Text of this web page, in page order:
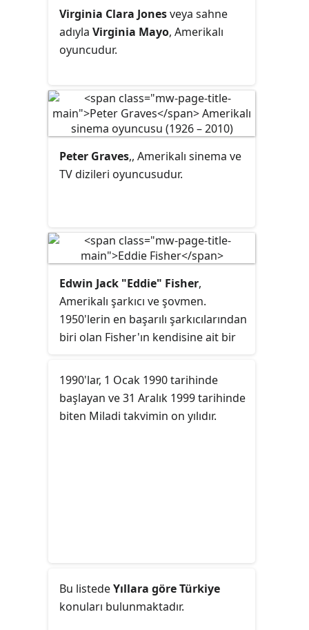
Virginia Clara Jonesveya sahne
adıyla Virginia Mayo, Amerikalı
oyuncudur.
Peter Graves,, Amerikalı sinema ve
TV dizileri oyuncusudur.
Edwin Jack "Eddie" Fisher,
Amerikalı şarkıcı ve şovmen.
1950'lerin en başarılı şarkıcılarından
biri olan Fisher'ın kendisine ait bir
satışları milyonları geçmişti.
Dönemin ünlü sanatçıları Debbie
Reynolds, Elizabeth Taylor ve
Connie Stevens'la evlilikler yapmıştı.
1990'lar, 1 Ocak 1990 tarihinde
başlayan ve 31 Aralık 1999 tarihinde
biten Miladi takvimin on yılıdır.
Bu listedeYıllara göre Türkiye
konuları bulunmaktadır.